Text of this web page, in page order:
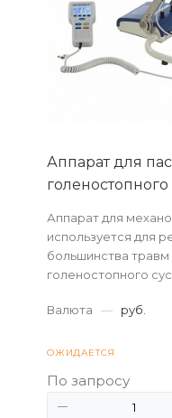
Аппарат для
Аппарат для
используется для
большинства травм
голеностопного
суставе,
Валюта — руб.
ОЖИДАЕТСЯ
По запросу